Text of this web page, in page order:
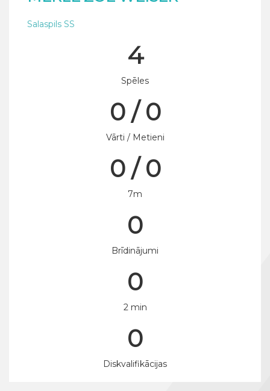
Salaspils SS
4
Spēles
0 / 0
Vārti / Metieni
0 / 0
7m
0
Brīdinājumi
0
2 min
0
Diskvalifikācijas